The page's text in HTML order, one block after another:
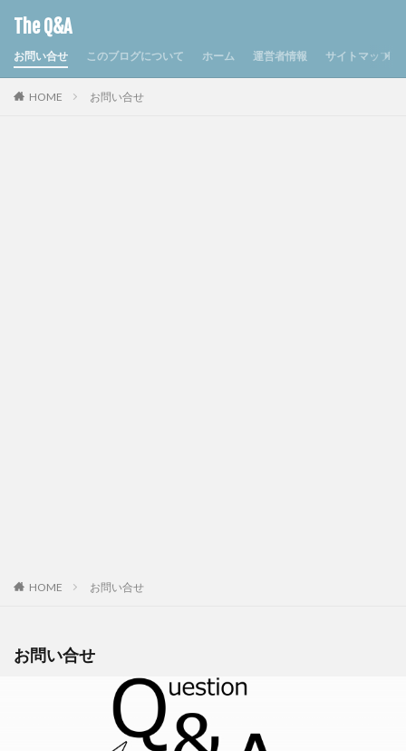
The Q&A
お問い合せ このブログについて ホーム 運営者情報 サイトマップ
HOME お問い合せ
HOME お問い合せ
お問い合せ